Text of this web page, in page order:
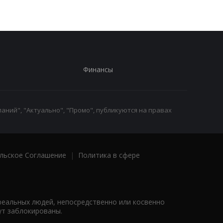
Финансы
"Актуально", "Промо", публикуются на правах
Соглашение |
Политика в сфере
людей, непосредственно или косвенно
заблокированы.